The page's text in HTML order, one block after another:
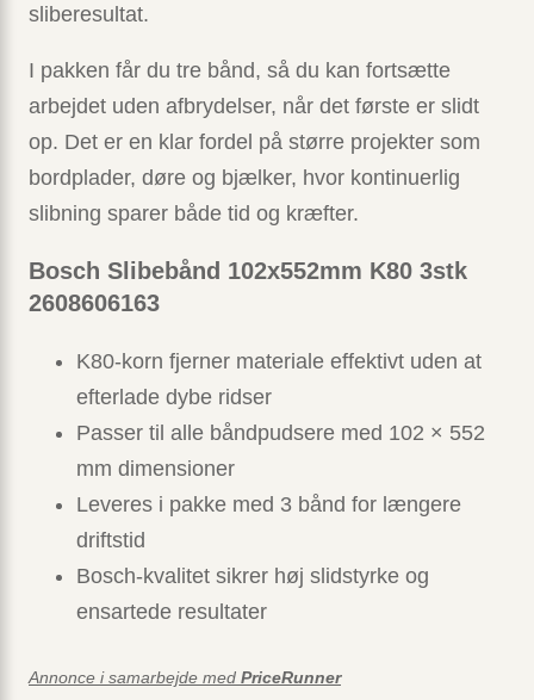
sliberesultat.
I pakken får du tre bånd, så du kan fortsætte
arbejdet uden afbrydelser, når det første er slidt
op. Det er en klar fordel på større projekter som
bordplader, døre og bjælker, hvor kontinuerlig
slibning sparer både tid og kræfter.
Bosch Slibebånd 102x552mm K80 3stk
2608606163
K80-korn fjerner materiale effektivt uden at
efterlade dybe ridser
Passer til alle båndpudsere med 102 × 552
mm dimensioner
Leveres i pakke med 3 bånd for længere
driftstid
Bosch-kvalitet sikrer høj slidstyrke og
ensartede resultater
Annonce i samarbejde med PriceRunner